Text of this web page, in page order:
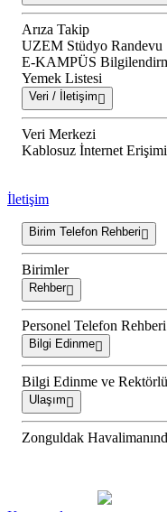
Arıza Takip
UZEM Stüdyo Randevu
E-KAMPÜS
Yemek Listesi
Veri / İletişim
Veri Merkezi
Kablosuz İnternet
İletişim
Birim Telefon Rehberi
Birimler
Rehber
Personel Telefon Rehberi
Bilgi Edinme
Bilgi Edinme ve
Ulaşım
Zonguldak